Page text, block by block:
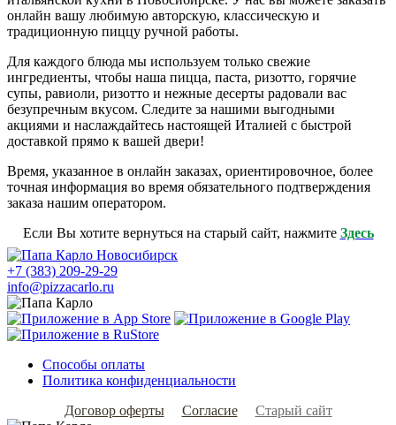
онлайн вашу любимую авторскую, классическую и
традиционную пиццу ручной работы.
Для каждого блюда мы используем только свежие
ингредиенты, чтобы наша пицца, паста, ризотто, горячие
супы, равиоли, ризотто и нежные десерты радовали вас
безупречным вкусом. Следите за нашими выгодными
акциями и наслаждайтесь настоящей Италией с быстрой
доставкой прямо к вашей двери!
Время, указанное в онлайн заказах, ориентировочное, более
точная информация во время обязательного подтверждения
заказа нашим оператором.
Если Вы хотите вернуться на старый сайт, нажмите Здесь
+7 (383) 209-29-29
info@pizzacarlo.ru
Способы оплаты
Политика конфиденциальности
Договор оферты
Согласие Старый сайт